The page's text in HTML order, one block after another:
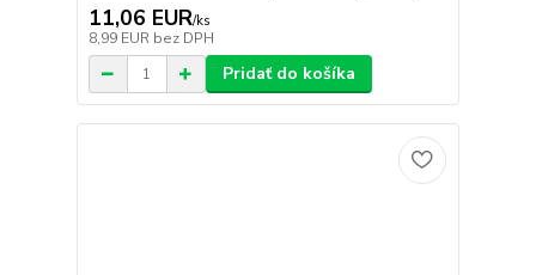
11,06 EUR/ks
8,99 EUR bez DPH
Pridať do košíka